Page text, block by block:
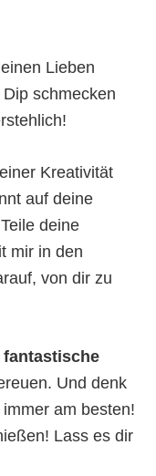
Lieben
schmecken
Kreativität
auf deine
deine
mir in den
von dir zu
Und denk
am besten!
Lass es dir